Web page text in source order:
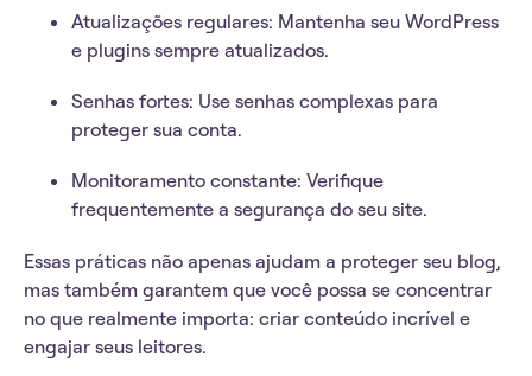
Atualizações regulares: Mantenha seu WordPress
e plugins sempre atualizados.
Senhas fortes: Use senhas complexas para
proteger sua conta.
Monitoramento constante: Verifique
frequentemente a segurança do seu site.
Essas práticas não apenas ajudam a proteger seu blog,
mas também garantem que você possa se concentrar
no que realmente importa: criar conteúdo incrível e
engajar seus leitores.